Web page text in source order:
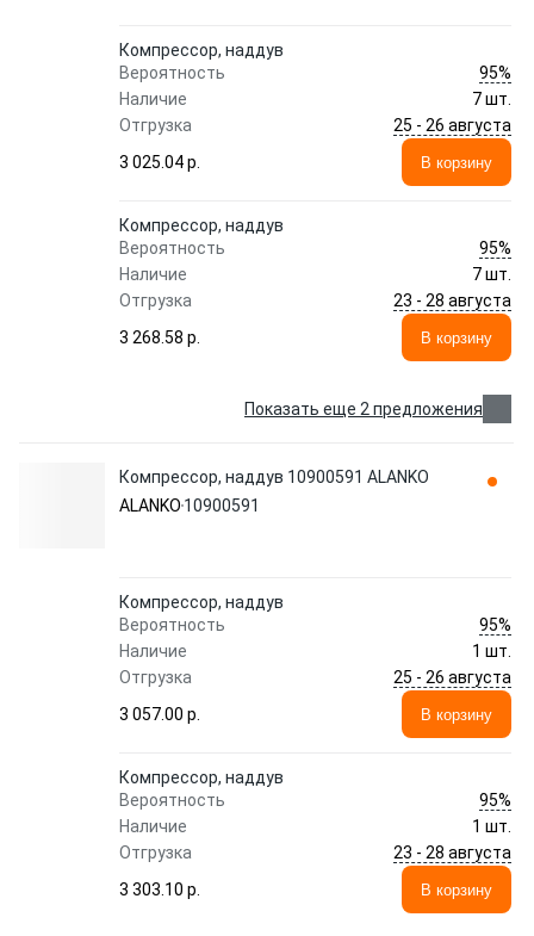
Компрессор, наддув
Вероятность
95%
Наличие
7 шт.
Отгрузка
25 - 26 августа
3 025.04 p.
В корзину
Компрессор, наддув
Вероятность
95%
Наличие
7 шт.
Отгрузка
23 - 28 августа
3 268.58 p.
В корзину
Показать еще 2 предложения
Компрессор, наддув 10900591 ALANKO
ALANKO 10900591
Компрессор, наддув
Вероятность
95%
Наличие
1 шт.
Отгрузка
25 - 26 августа
3 057.00 p.
В корзину
Компрессор, наддув
Вероятность
95%
Наличие
1 шт.
Отгрузка
23 - 28 августа
3 303.10 p.
В корзину